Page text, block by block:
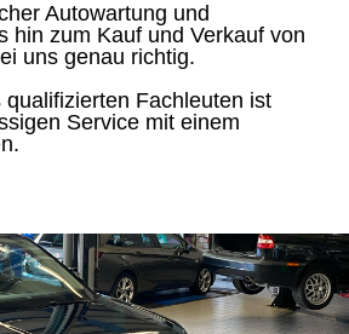
Autowartung und
hin zum Kauf und Verkauf von
uns genau richtig.
qualifizierten Fachleuten ist
Service mit einem